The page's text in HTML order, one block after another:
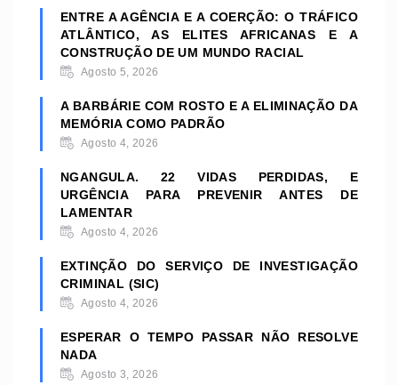
ENTRE A AGÊNCIA E A COERÇÃO: O TRÁFICO
ATLÂNTICO, AS ELITES AFRICANAS E A
CONSTRUÇÃO DE UM MUNDO RACIAL
Agosto 5, 2026
A BARBÁRIE COM ROSTO E A ELIMINAÇÃO DA
MEMÓRIA COMO PADRÃO
Agosto 4, 2026
NGANGULA. 22 VIDAS PERDIDAS, E
URGÊNCIA PARA PREVENIR ANTES DE
LAMENTAR
Agosto 4, 2026
EXTINÇÃO DO SERVIÇO DE INVESTIGAÇÃO
CRIMINAL (SIC)
Agosto 4, 2026
ESPERAR O TEMPO PASSAR NÃO RESOLVE
NADA
Agosto 3, 2026